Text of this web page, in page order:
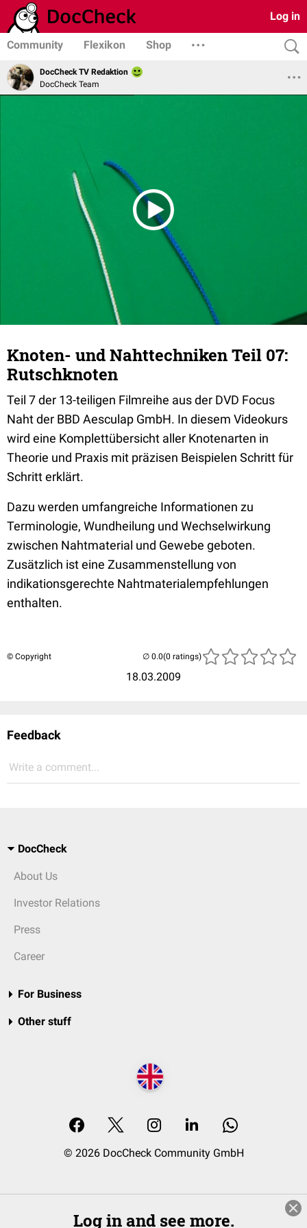
Log in
Community Flexikon Shop
DocCheck TV Redaktion
DocCheck Team
Knoten- und Nahttechniken Teil 07:
Rutschknoten
Teil 7 der 13-teiligen Filmreihe aus der DVD Focus
Naht der BBD Aesculap GmbH. In diesem Videokurs
wird eine Komplettübersicht aller Knotenarten in
Theorie und Praxis mit präzisen Beispielen Schritt für
Schritt erklärt.
Dazu werden umfangreiche Informationen zu
Terminologie, Wundheilung und Wechselwirkung
zwischen Nahtmaterial und Gewebe geboten.
Zusätzlich ist eine Zusammenstellung von
indikationsgerechte Nahtmaterialempfehlungen
enthalten.
© Copyright
18.03.2009
(0 ratings)
Feedback
Write a comment...
DocCheck
About Us
Investor Relations
Press
Career
For Business
Other stuff
© 2026 DocCheck Community GmbH
Log in and see more.